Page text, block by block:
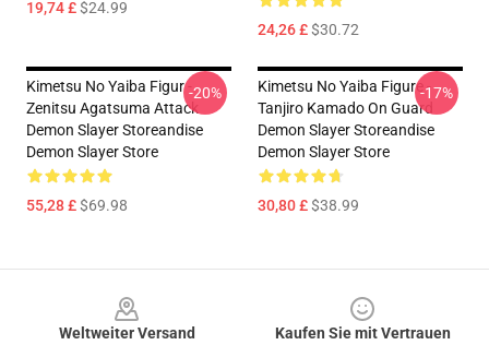
19,74 £$24.99
24,26 £$30.72
Kimetsu No Yaiba Figur -
Zenitsu Agatsuma Attack
Demon Slayer Storeandise
Demon Slayer Store
55,28 £$69.98
-20%
Kimetsu No Yaiba Figure -
Tanjiro Kamado On Guard
Demon Slayer Storeandise
Demon Slayer Store
30,80 £$38.99
-17%
Weltweiter Versand
Kaufen Sie mit Vertrauen